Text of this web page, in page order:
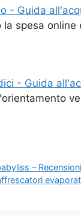
- Guida
spesa
- Guida
–